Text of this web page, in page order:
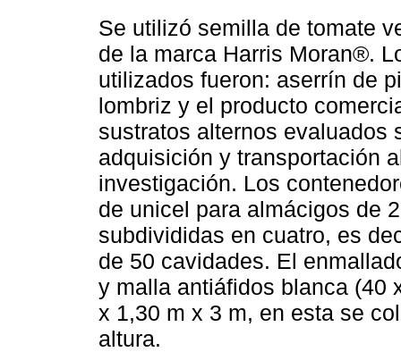
Se utilizó semilla de tomate
de la marca Harris Moran®.
utilizados fueron: aserrín de
lombriz y el producto
sustratos alternos evaluados
adquisición y transportación
investigación. Los
de unicel para almácigos de
subdivididas en cuatro, es
de 50 cavidades. El
y malla antiáfidos blanca (40
x 1,30 m x 3 m, en esta se
altura.